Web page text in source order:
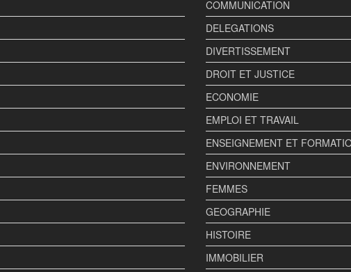
COMMUNICATION
DELEGATIONS
DIVERTISSEMENT
DROIT ET JUSTICE
ECONOMIE
EMPLOI ET TRAVAIL
ENSEIGNEMENT ET
ENVIRONNEMENT
FEMMES
GEOGRAPHIE
HISTOIRE
IMMOBILIER